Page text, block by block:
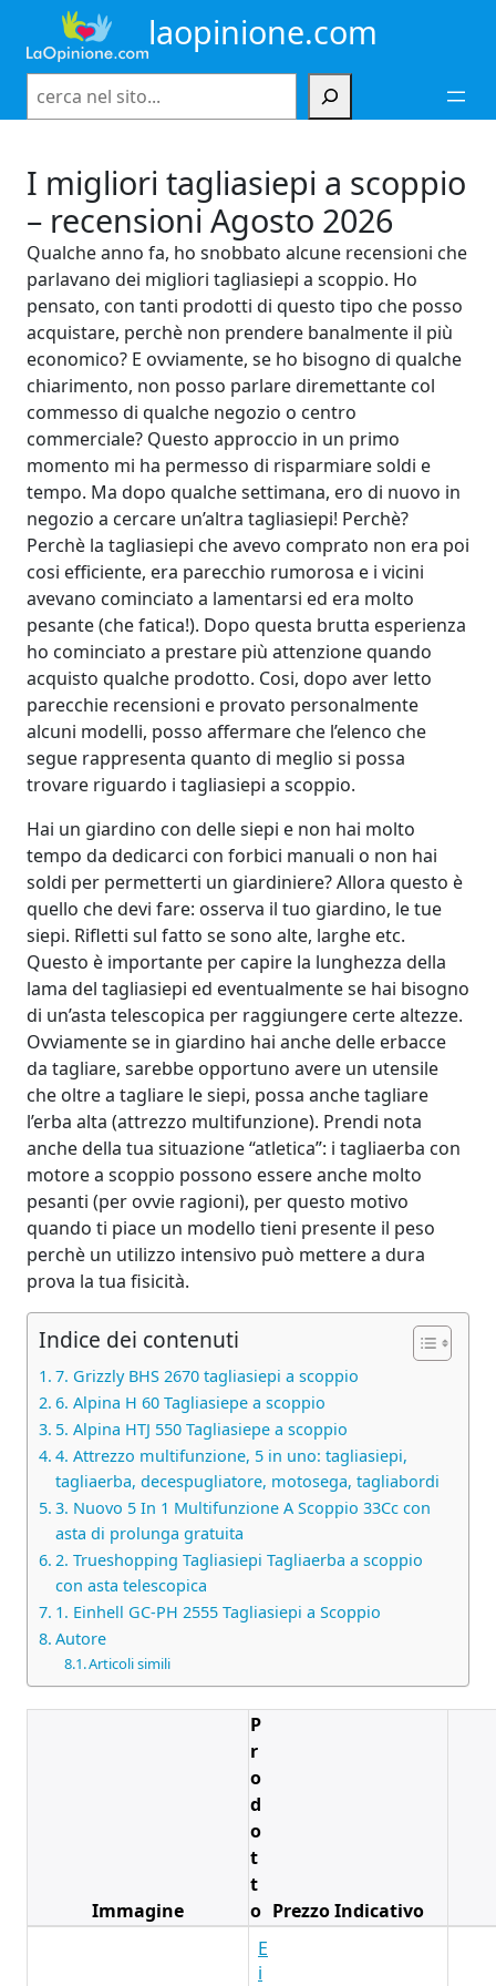
contenuto
laopinione.com
I migliori tagliasiepi a scoppio
– recensioni Agosto 2026
Qualche anno fa, ho snobbato alcune recensioni che
parlavano dei migliori tagliasiepi a scoppio. Ho
pensato, con tanti prodotti di questo tipo che posso
acquistare, perchè non prendere banalmente il più
economico? E ovviamente, se ho bisogno di qualche
chiarimento, non posso parlare diremettante col
commesso di qualche negozio o centro
commerciale? Questo approccio in un primo
momento mi ha permesso di risparmiare soldi e
tempo. Ma dopo qualche settimana, ero di nuovo in
negozio a cercare un’altra tagliasiepi! Perchè?
Perchè la tagliasiepi che avevo comprato non era poi
cosi efficiente, era parecchio rumorosa e i vicini
avevano cominciato a lamentarsi ed era molto
pesante (che fatica!). Dopo questa brutta esperienza
ho cominciato a prestare più attenzione quando
acquisto qualche prodotto. Cosi, dopo aver letto
parecchie recensioni e provato personalmente
alcuni modelli, posso affermare che l’elenco che
segue rappresenta quanto di meglio si possa
trovare riguardo i tagliasiepi a scoppio.
Hai un giardino con delle siepi e non hai molto
tempo da dedicarci con forbici manuali o non hai
soldi per permetterti un giardiniere? Allora questo è
quello che devi fare: osserva il tuo giardino, le tue
siepi. Rifletti sul fatto se sono alte, larghe etc.
Questo è importante per capire la lunghezza della
lama del tagliasiepi ed eventualmente se hai bisogno
di un’asta telescopica per raggiungere certe altezze.
Ovviamente se in giardino hai anche delle erbacce
da tagliare, sarebbe opportuno avere un utensile
che oltre a tagliare le siepi, possa anche tagliare
l’erba alta (attrezzo multifunzione). Prendi nota
anche della tua situazione “atletica”: i tagliaerba con
motore a scoppio possono essere anche molto
pesanti (per ovvie ragioni), per questo motivo
quando ti piace un modello tieni presente il peso
perchè un utilizzo intensivo può mettere a dura
prova la tua fisicità.
Indice dei contenuti
7. Grizzly BHS 2670 tagliasiepi a scoppio
6. Alpina H 60 Tagliasiepe a scoppio
5. Alpina HTJ 550 Tagliasiepe a scoppio
4. Attrezzo multifunzione, 5 in uno: tagliasiepi,
tagliaerba, decespugliatore, motosega, tagliabordi
3. Nuovo 5 In 1 Multifunzione A Scoppio 33Cc con
asta di prolunga gratuita
2. Trueshopping Tagliasiepi Tagliaerba a scoppio
con asta telescopica
1. Einhell GC-PH 2555 Tagliasiepi a Scoppio
Autore
Articoli simili
Immagine
P
r
o
d
o
t
t
o Prezzo Indicativo
E
i